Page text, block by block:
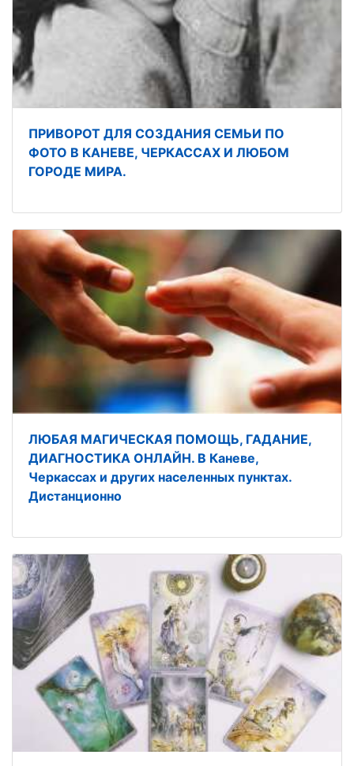
ПРИВОРОТ ДЛЯ СОЗДАНИЯ СЕМЬИ ПО
ФОТО В КАНЕВЕ, ЧЕРКАССАХ И ЛЮБОМ
ГОРОДЕ МИРА.
ЛЮБАЯ МАГИЧЕСКАЯ ПОМОЩЬ, ГАДАНИЕ,
ДИАГНОСТИКА ОНЛАЙН. В Каневе,
Черкассах и других населенных пунктах.
Дистанционно